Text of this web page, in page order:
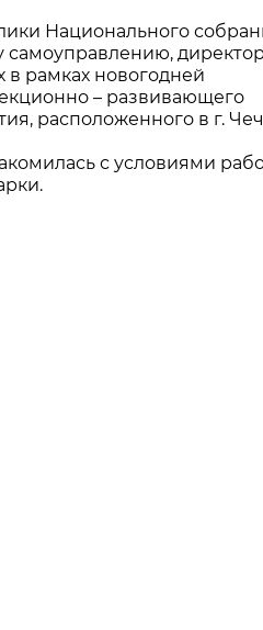
Национального
самоуправлению,
в рамках новогодней
– развивающего
расположенного в г.
с условиями